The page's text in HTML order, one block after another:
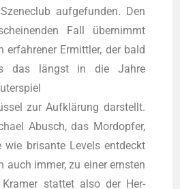
auf­ge­fun­den. Den
Fall über­nimmt
erfah­re­ner Ermitt­ler, der bald
das längst in die Jah­re
zur Auf­klä­rung dar­stellt.
Abusch, das Mord­op­fer,
wie bri­san­te Levels ent­deckt
auch immer, zu einer erns­ten
Kra­mer stat­tet also der Her­